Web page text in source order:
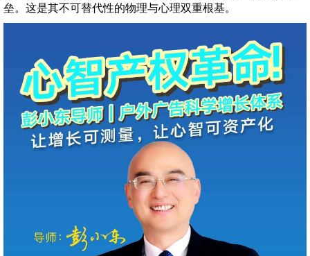
垒。这是其不可替代性的物理与心理双重根基。